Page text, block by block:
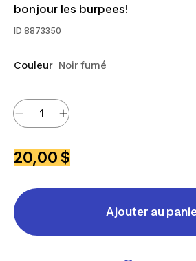
bonjour les burpees!
ID 8873350
Couleur Noir fumé
20,00 $
Ajouter au